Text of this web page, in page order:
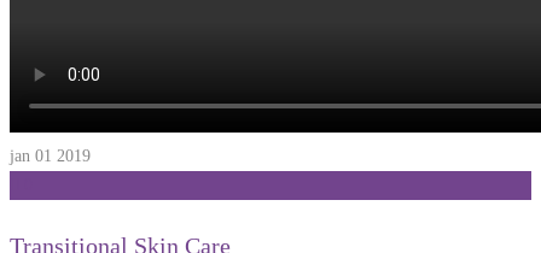
jan 01 2019
Transitional Skin Care